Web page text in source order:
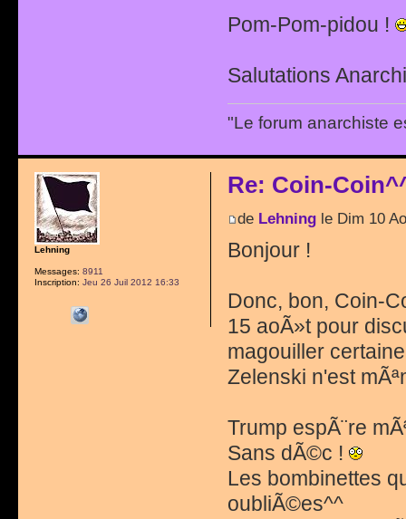
Pom-Pom-pidou !
Salutations
"Le forum anarchiste
Re: Coin-
de Lehningle Dim 10
Bonjour !
Donc, bon, Coin-
15 aoÃ»t pour
magouiller
Zelenski n'est
Trump espÃ¨re
Sans dÃ©c !
Les bombinettes
oubliÃ©es^^
Lehning
Messages: 8911
Inscription: Jeu 26 Juil 2012 16:33